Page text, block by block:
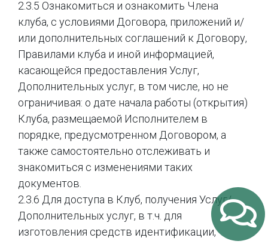
2.3.5 Ознакомиться и ознакомить Члена
клуба, с условиями Договора, приложений и/
или дополнительных соглашений к Договору,
Правилами клуба и иной информацией,
касающейся предоставления Услуг,
Дополнительных услуг, в том числе, но не
ограничивая: о дате начала работы (открытия)
Клуба, размещаемой Исполнителем в
порядке, предусмотренном Договором, а
также самостоятельно отслеживать и
знакомиться с изменениями таких
документов.
2.3.6 Для доступа в Клуб, получения Услуг/
Дополнительных услуг, в т.ч. для
изготовления средств идентификации,